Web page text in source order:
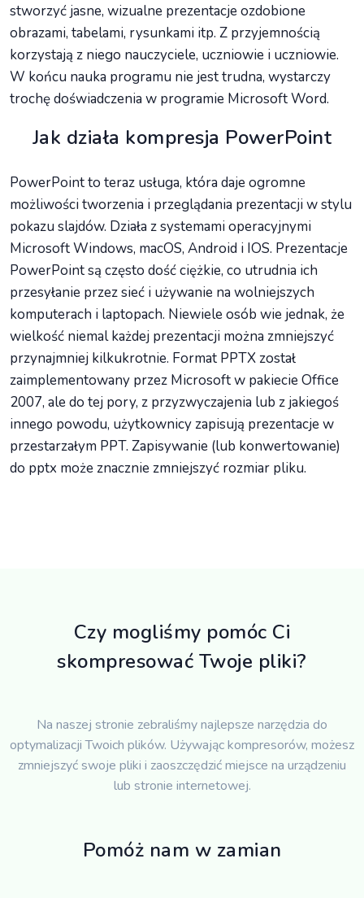
stworzyć jasne, wizualne prezentacje ozdobione
obrazami, tabelami, rysunkami itp. Z przyjemnością
korzystają z niego nauczyciele, uczniowie i uczniowie.
W końcu nauka programu nie jest trudna, wystarczy
trochę doświadczenia w programie Microsoft Word.
Jak działa kompresja PowerPoint
PowerPoint to teraz usługa, która daje ogromne
możliwości tworzenia i przeglądania prezentacji w stylu
pokazu slajdów. Działa z systemami operacyjnymi
Microsoft Windows, macOS, Android i IOS. Prezentacje
PowerPoint są często dość ciężkie, co utrudnia ich
przesyłanie przez sieć i używanie na wolniejszych
komputerach i laptopach. Niewiele osób wie jednak, że
wielkość niemal każdej prezentacji można zmniejszyć
przynajmniej kilkukrotnie. Format PPTX został
zaimplementowany przez Microsoft w pakiecie Office
2007, ale do tej pory, z przyzwyczajenia lub z jakiegoś
innego powodu, użytkownicy zapisują prezentacje w
przestarzałym PPT. Zapisywanie (lub konwertowanie)
do pptx może znacznie zmniejszyć rozmiar pliku.
Czy mogliśmy pomóc Ci
skompresować Twoje pliki?
Na naszej stronie zebraliśmy najlepsze narzędzia do
optymalizacji Twoich plików. Używając kompresorów, możesz
zmniejszyć swoje pliki i zaoszczędzić miejsce na urządzeniu
lub stronie internetowej.
Pomóż nam w zamian